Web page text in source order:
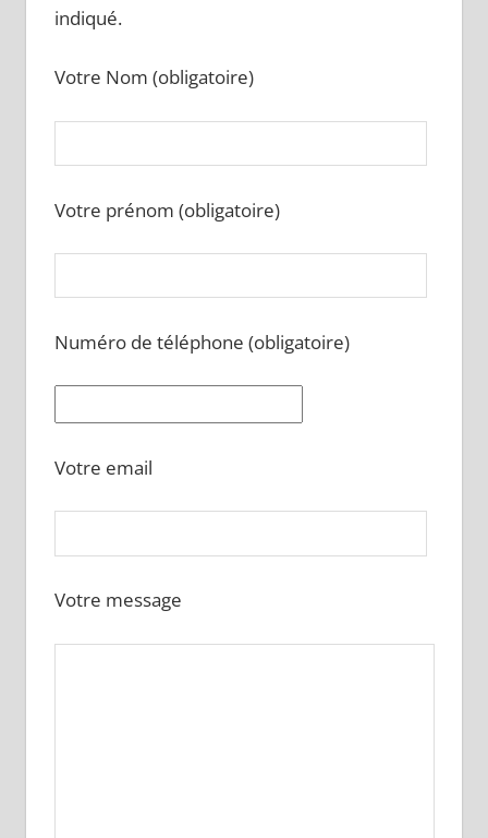
indiqué.
Votre Nom (obligatoire)
Votre prénom (obligatoire)
Numéro de téléphone (obligatoire)
Votre email
Votre message